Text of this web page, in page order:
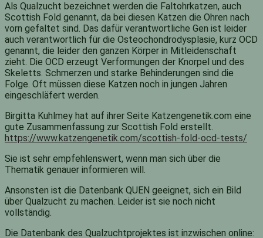
Als Qualzucht bezeichnet werden die Faltohrkatzen, auch
Scottish Fold genannt, da bei diesen Katzen die Ohren nach
vorn gefaltet sind. Das dafür verantwortliche Gen ist leider
auch verantwortlich für die Osteochondrodysplasie, kurz OCD
genannt, die leider den ganzen Körper in Mitleidenschaft
zieht. Die OCD erzeugt Verformungen der Knorpel und des
Skeletts. Schmerzen und starke Behinderungen sind die
Folge. Oft müssen diese Katzen noch in jungen Jahren
eingeschläfert werden.
Birgitta Kuhlmey hat auf ihrer Seite Katzengenetik.com eine
gute Zusammenfassung zur Scottish Fold erstellt.
https://www.katzengenetik.com/scottish-fold-ocd-tests/
Sie ist sehr empfehlenswert, wenn man sich über die
Thematik genauer informieren will.
Ansonsten ist die Datenbank QUEN geeignet, sich ein Bild
über Qualzucht zu machen. Leider ist sie noch nicht
vollständig.
Die Datenbank des Qualzuchtprojektes ist inzwischen online: